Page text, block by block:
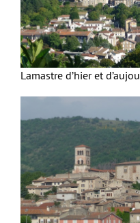
Lamastre d’hier et